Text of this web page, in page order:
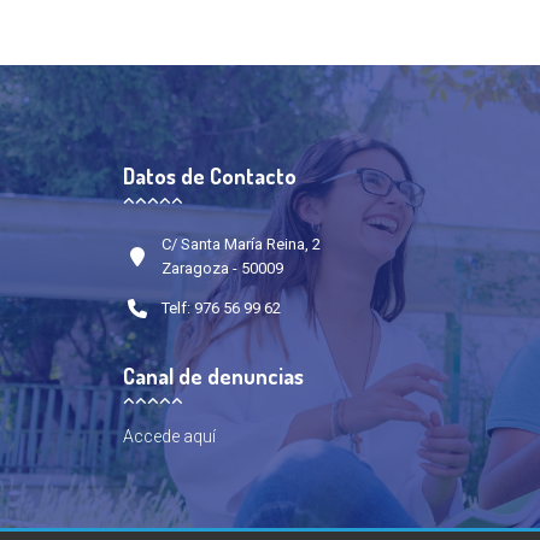
Datos de Contacto
C/ Santa María Reina, 2
Zaragoza - 50009
Telf: 976 56 99 62
Canal de denuncias
Accede aquí